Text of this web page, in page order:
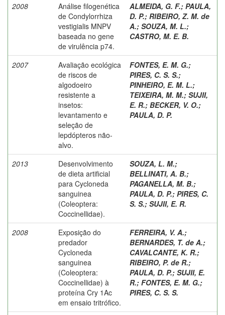
2008
Análise filogenética
de Condylorrhiza
vestigialis MNPV
baseada no gene
de virulência p74.
ALMEIDA, G. F.; PAULA,
D. P.; RIBEIRO, Z. M. de
A.; SOUZA, M. L.;
CASTRO, M. E. B.
2007
Avaliação ecológica
de riscos de
algodoeiro
resistente a
insetos:
levantamento e
seleção de
lepdópteros não-
alvo.
FONTES, E. M. G.;
PIRES, C. S. S.;
PINHEIRO, E. M. L.;
TEIXEIRA, M. M.; SUJII,
E. R.; BECKER, V. O.;
PAULA, D. P.
2013
Desenvolvimento
de dieta artificial
para Cycloneda
sanguinea
(Coleoptera:
Coccinellidae).
SOUZA, L. M.;
BELLINATI, A. B.;
PAGANELLA, M. B.;
PAULA, D. P.; PIRES, C.
S. S.; SUJII, E. R.
2008
Exposição do
predador
Cycloneda
sanguinea
(Coleoptera:
Coccinellidae) à
proteína Cry 1Ac
em ensaio tritrófico.
FERREIRA, V. A.;
BERNARDES, T. de A.;
CAVALCANTE, K. R.;
RIBEIRO, P. de R.;
PAULA, D. P.; SUJII, E.
R.; FONTES, E. M. G.;
PIRES, C. S. S.